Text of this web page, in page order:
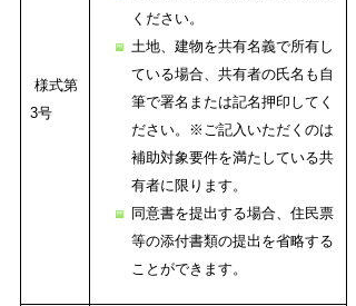
様式第
3号
ください。
土地、建物を共有名義で所有し
ている場合、共有者の氏名も自
筆で署名または記名押印してく
ださい。※ご記入いただくのは
補助対象要件を満たしている共
有者に限ります。
同意書を提出する場合、住民票
等の添付書類の提出を省略する
ことができます。